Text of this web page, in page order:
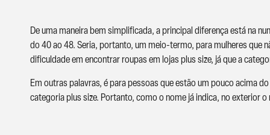
De uma maneira bem simplificada, a principal diferença está na
do 40 ao 48. Seria, portanto, um meio-termo, para mulheres que
dificuldade em encontrar roupas em lojas plus size, já que a
Em outras palavras, é para pessoas que estão um pouco acima
categoria plus size. Portanto, como o nome já indica, no exterior